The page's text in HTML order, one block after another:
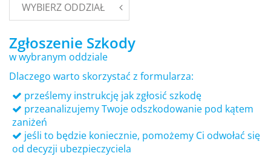
WYBIERZ ODDZIAŁ
Zgłoszenie Szkody
w wybranym oddziale
Dlaczego warto skorzystać z formularza:
prześlemy instrukcję jak zgłosić szkodę
przeanalizujemy Twoje odszkodowanie pod kątem
zaniżeń
jeśli to będzie koniecznie, pomożemy Ci odwołać się
od decyzji ubezpieczyciela